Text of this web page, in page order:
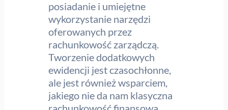
posiadanie i umiejętne
wykorzystanie narzędzi
oferowanych przez
rachunkowość zarządczą.
Tworzenie dodatkowych
ewidencji jest czasochłonne,
ale jest również wsparciem,
jakiego nie da nam klasyczna